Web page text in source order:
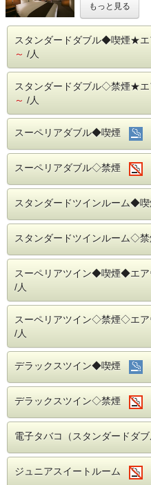
■全室インター
もっと見る
スタンダードダブル◆喫煙★
～ /人
スタンダードダブル◇禁煙★
～ /人
スーペリアダブル◆喫煙
スーペリアダブル◇禁煙
スタンダードツインルーム◆
スタンダードツインルーム◇
スーペリアツイン◆喫煙◆エ
/人
スーペリアツイン◇禁煙◇エ
/人
デラックスツイン◆喫煙
デラックスツイン◇禁煙
電子タバコ（スタンダードダ
ジュニアスイートルーム